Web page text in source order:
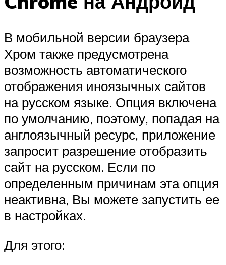
В мобильной версии браузера
Хром также предусмотрена
возможность автоматического
отображения иноязычных сайтов
на русском языке. Опция включена
по умолчанию, поэтому, попадая на
англоязычный ресурс, приложение
запросит разрешение отобразить
сайт на русском. Если по
определенным причинам эта опция
неактивна, Вы можете запустить ее
в настройках.
Для этого: